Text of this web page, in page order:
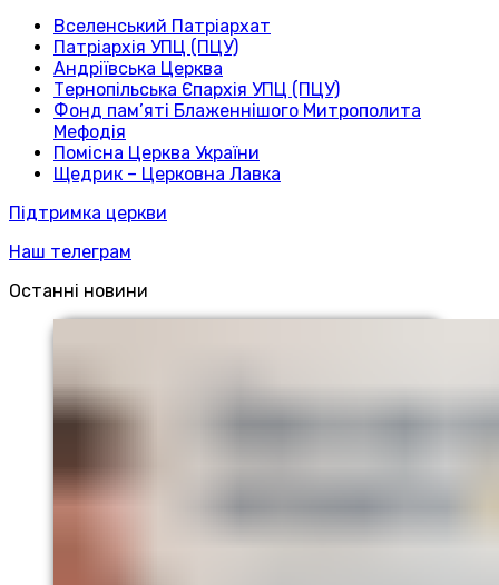
Вселенський Патріархат
Патріархія УПЦ (ПЦУ)
Андріївська Церква
Тернопільська Єпархія УПЦ (ПЦУ)
Фонд пам’яті Блаженнішого Митрополита
Мефодія
Помісна Церква України
Щедрик – Церковна Лавка
Підтримка церкви
Наш телеграм
Останні новини